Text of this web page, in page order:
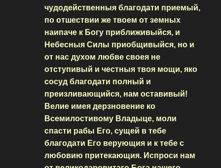
чудодейственныя благодати приемый,
по отшествии же твоем от земных
наипаче к Богу приближивыйся, и
Небесныя Силы приобщивыйся, но и
от нас духом любве своея не
отступивый и честныя твоя мощи, яко
сосуд благодати полный и
преизливающийся, нам оставивый!
Велие имея дерзновение ко
Всемилостивому Владыце, моли
спасти рабы Его, сущей в тебе
благодати Его верующия и к тебе с
любовию притекающия. Испроси нам